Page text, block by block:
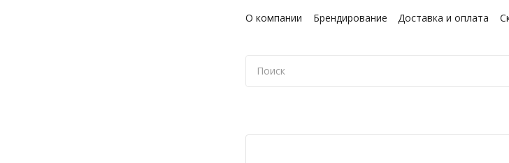
О компании Брендирование Доставка и оплата